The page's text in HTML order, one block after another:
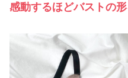
感動するほどバストの